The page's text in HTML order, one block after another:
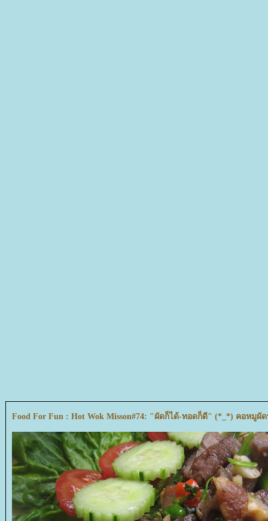
Food For Fun : Hot Wok Misson#74: "ผัดก็ได้-ทอดก็ดี" (*_*) คอหมูผั